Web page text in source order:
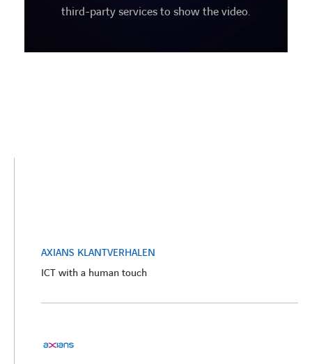
AXIANS KLANTVERHALEN
ICT with a human touch
third-party services to show the video.